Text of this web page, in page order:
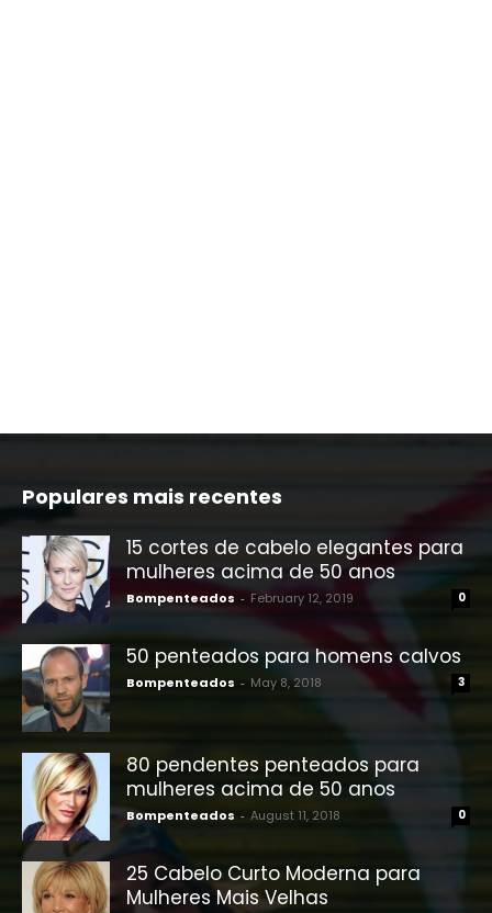
Populares mais recentes
15 cortes de cabelo elegantes para
mulheres acima de 50 anos
Bompenteados - February 12, 2019 0
50 penteados para homens calvos
Bompenteados - May 8, 2018 3
80 pendentes penteados para
mulheres acima de 50 anos
Bompenteados - August 11, 2018 0
25 Cabelo Curto Moderna para
Mulheres Mais Velhas